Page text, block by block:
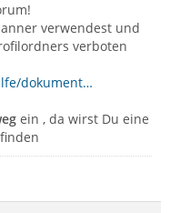
verwendest und
verboten
dokument…
ein , da wirst Du eine